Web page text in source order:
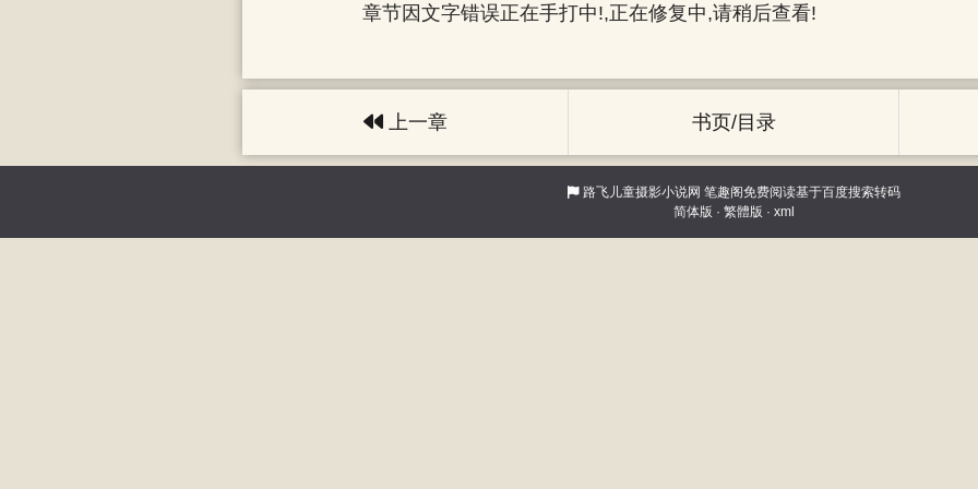
章节因文字错误正在手打中!,正在修复中,请稍后查看!
上一章 书页/目录
路飞儿童摄影小说网 笔趣阁免费阅读基于百度搜索转码
简体版 · 繁體版 · xml